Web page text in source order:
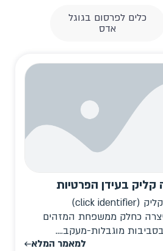
כלים לפרסום בגוגל
אדס
WBRAID הוא מזהה קליק (click identifier)
כחלק ממשפחת המזהים
למאמר המלא